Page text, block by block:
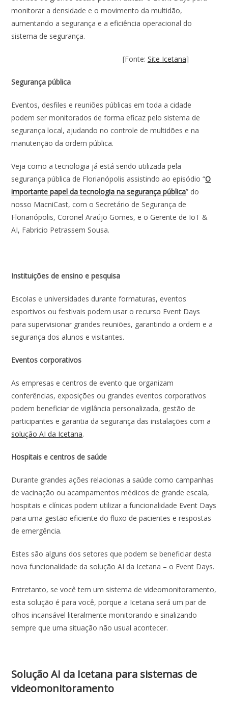
monitorar a densidade e o movimento da multidão,
aumentando a segurança e a eficiência operacional do
sistema de segurança.
[Fonte: Site Icetana]
Segurança pública
Eventos, desfiles e reuniões públicas em toda a cidade
podem ser monitorados de forma eficaz pelo sistema de
segurança local, ajudando no controle de multidões e na
manutenção da ordem pública.
Veja como a tecnologia já está sendo utilizada pela
segurança pública de Florianópolis assistindo ao episódio “O
importante papel da tecnologia na segurança pública” do
nosso MacniCast, com o Secretário de Segurança de
Florianópolis, Coronel Araújo Gomes, e o Gerente de IoT &
AI, Fabricio Petrassem Sousa.
Instituições de ensino e pesquisa
Escolas e universidades durante formaturas, eventos
esportivos ou festivais podem usar o recurso Event Days
para supervisionar grandes reuniões, garantindo a ordem e a
segurança dos alunos e visitantes.
Eventos corporativos
As empresas e centros de evento que organizam
conferências, exposições ou grandes eventos corporativos
podem beneficiar de vigilância personalizada, gestão de
participantes e garantia da segurança das instalações com a
solução AI da Icetana.
Hospitais e centros de saúde
Durante grandes ações relacionas a saúde como campanhas
de vacinação ou acampamentos médicos de grande escala,
hospitais e clínicas podem utilizar a funcionalidade Event Days
para uma gestão eficiente do fluxo de pacientes e respostas
de emergência.
Estes são alguns dos setores que podem se beneficiar desta
nova funcionalidade da solução AI da Icetana – o Event Days.
Entretanto, se você tem um sistema de videomonitoramento,
esta solução é para você, porque a Icetana será um par de
olhos incansável literalmente monitorando e sinalizando
sempre que uma situação não usual acontecer.
Solução AI da Icetana para sistemas de
videomonitoramento